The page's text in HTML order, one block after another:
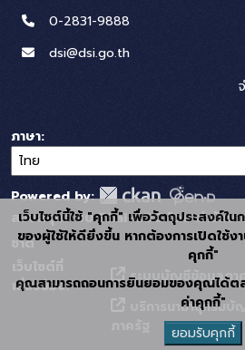
0-2831-9888
dsi@dsi.go.th
ภาษา
Powered by:
สนับสนุนระบบ Thai-GDC โดย สำนักง
ชาติ
เกี่ยวข้อง:
ระบบบัญชีข้อมูลภา
บริการนามานุกรมบั
เว็บไซต์นี้ใช้ "คุกกี้" เพื่อวัตถุประสงค์ใน
ของผู้ใช้ให้ดียิ่งขึ้น หากต้องการเปิดใช้
คุกกี้"
คุณสามารถถอนการยินยอมของคุณได้ต
ค่าคุกกี้"
ยอมรับคุกกี้